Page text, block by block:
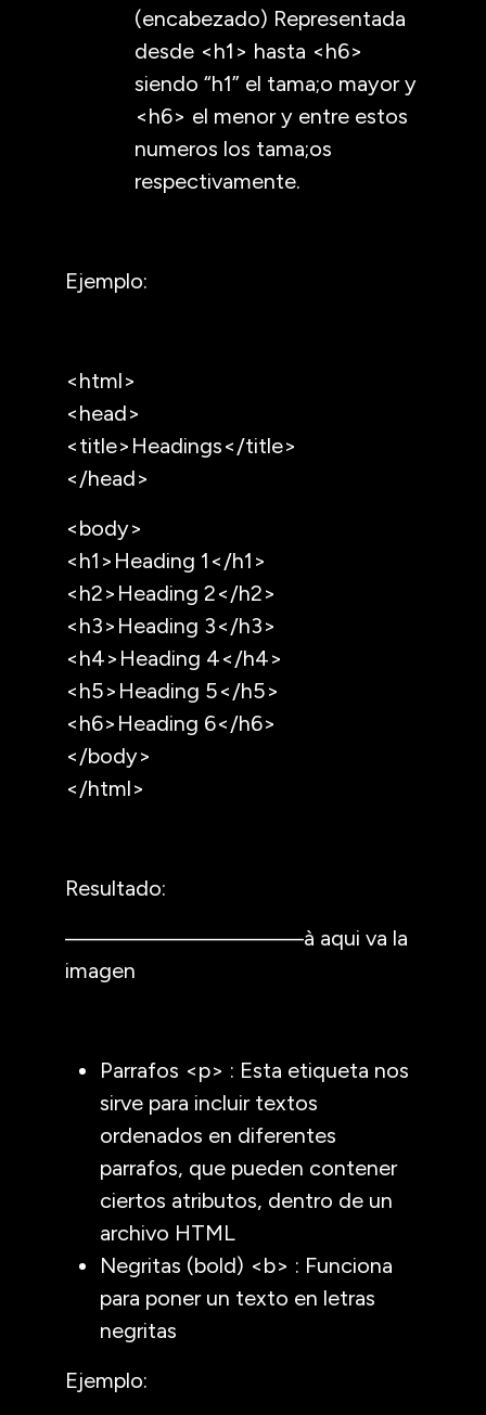
(encabezado) Representada
desde <h1> hasta <h6>
siendo “h1” el tama;o mayor y
<h6> el menor y entre estos
numeros los tama;os
respectivamente.
Ejemplo:
<html>
<head>
<title>Headings</title>
</head>
<body>
<h1>Heading 1</h1>
<h2>Heading 2</h2>
<h3>Heading 3</h3>
<h4>Heading 4</h4>
<h5>Heading 5</h5>
<h6>Heading 6</h6>
</body>
</html>
Resultado:
——————————à aqui va la
imagen
Parrafos <p> : Esta etiqueta nos
sirve para incluir textos
ordenados en diferentes
parrafos, que pueden contener
ciertos atributos, dentro de un
archivo HTML
Negritas (bold) <b> : Funciona
para poner un texto en letras
negritas
Ejemplo: